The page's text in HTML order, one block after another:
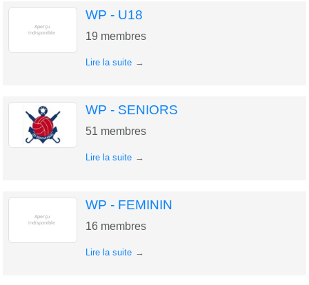
WP - U18
19 membres
Lire la suite
WP - SENIORS
51 membres
Lire la suite
WP - FEMININ
16 membres
Lire la suite